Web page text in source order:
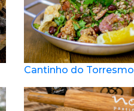
Cantinho do Torresmo